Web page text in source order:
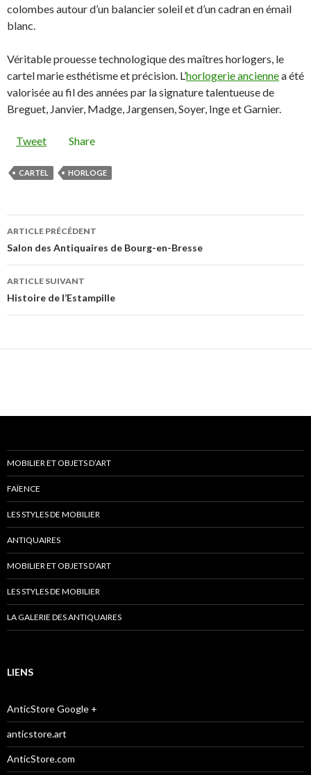
colombes autour d’un balancier soleil et d’un cadran en émail
blanc.
Véritable prouesse technologique des maîtres horlogers, le
cartel marie esthétisme et précision. L’horlogerie anciennea été
valorisée au fil des années par la signature talentueuse de
Breguet, Janvier, Madge, Jargensen, Soyer, Inge et Garnier.
Tweet Share
CARTEL HORLOGE
Navigation
de
l’article
ARTICLE PRÉCÉDENT
Salon des Antiquaires de Bourg-en-Bresse
ARTICLE SUIVANT
Histoire de l’Estampille
MOBILIER ET OBJETS D’ART
FAÏENCE
LES STYLES DE MOBILIER
ANTIQUAIRES
MOBILIER ET OBJETS D’ART
LES STYLES DE MOBILIER
LA GALERIE DES ANTIQUAIRES
LIENS
AnticStore Google +
anticstore.art
AnticStore.com